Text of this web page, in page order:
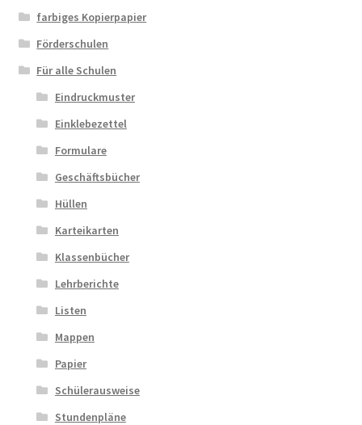
farbiges Kopierpapier
Förderschulen
Für alle Schulen
Eindruckmuster
Einklebezettel
Formulare
Geschäftsbücher
Hüllen
Karteikarten
Klassenbücher
Lehrberichte
Listen
Mappen
Papier
Schülerausweise
Stundenpläne